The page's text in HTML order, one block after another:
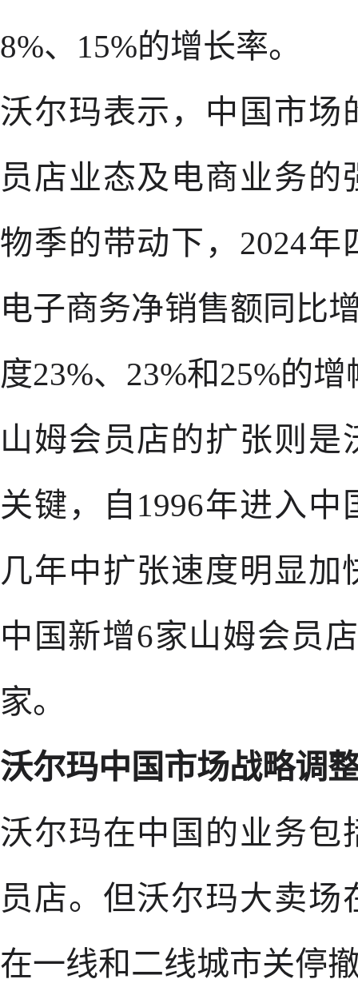
8%、15%的增长率。
沃尔玛表示，中国市场
员店业态及电商业务
物季的带动下，2024
电子商务净销售额同比
度23%、23%和25%的增
山姆会员店的扩张则
关键，自1996年进入
几年中扩张速度明显加
中国新增6家山姆会员
家。
沃尔玛中国市场战略调
沃尔玛在中国的业务包
员店。但沃尔玛大卖
在一线和二线城市关停